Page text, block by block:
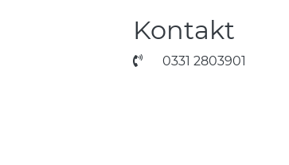
Kontakt
0331 2803901